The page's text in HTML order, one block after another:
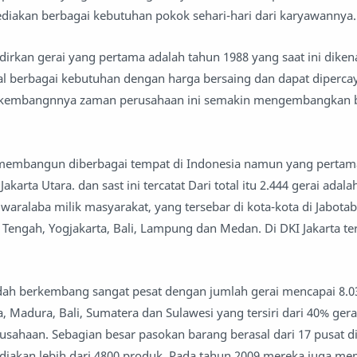
berbagai kebutuhan pokok sehari-hari dari
gerai yang pertama adalah tahun 1988 yang saat ini
berbagai kebutuhan dengan harga bersaing dan dapat
zaman perusahaan ini semakin mengembangkan
diberbagai tempat di Indonesia namun yang
Utara. dan sast ini tercatat Dari total itu 2.444 gerai
milik masyarakat, yang tersebar di kota-kota di
Tengah, Yogjakarta, Bali, Lampung dan Medan. Di DKI Jakarta
berkembang sangat pesat dengan jumlah gerai mencapai
Madura, Bali, Sumatera dan Sulawesi yang tersiri dari 40%
Sebagian besar pasokan barang berasal dari 17 pusat